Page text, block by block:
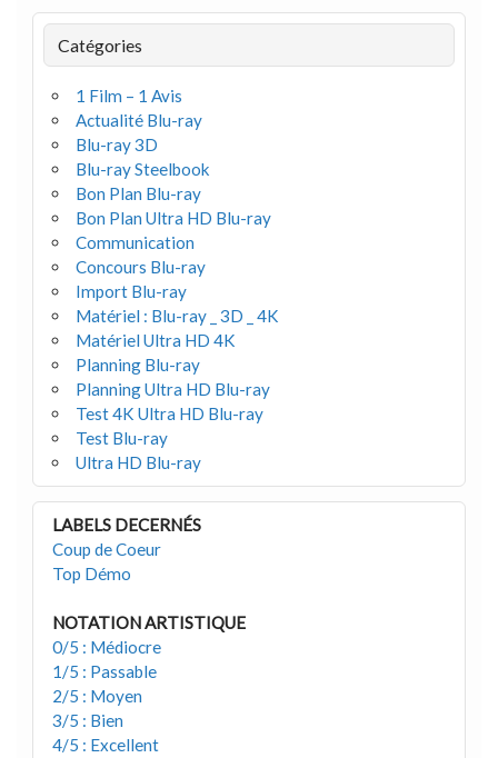
Catégories
1 Film – 1 Avis
Actualité Blu-ray
Blu-ray 3D
Blu-ray Steelbook
Bon Plan Blu-ray
Bon Plan Ultra HD Blu-ray
Communication
Concours Blu-ray
Import Blu-ray
Matériel : Blu-ray _ 3D _ 4K
Matériel Ultra HD 4K
Planning Blu-ray
Planning Ultra HD Blu-ray
Test 4K Ultra HD Blu-ray
Test Blu-ray
Ultra HD Blu-ray
LABELS DECERNÉS
Coup de Coeur
Top Démo
NOTATION ARTISTIQUE
0/5 : Médiocre
1/5 : Passable
2/5 : Moyen
3/5 : Bien
4/5 : Excellent